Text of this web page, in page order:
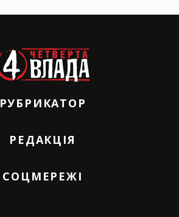
РУБРИКАТОР
РЕДАКЦІЯ
СОЦМЕРЕЖІ